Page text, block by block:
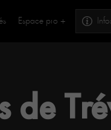
Espace pro +
de